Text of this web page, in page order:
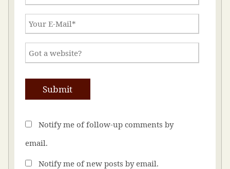
Notify me of follow-up comments by
email.
Notify me of new posts by email.